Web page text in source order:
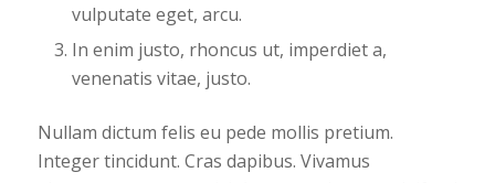
vulputate eget, arcu.
In enim justo, rhoncus ut, imperdiet a,
venenatis vitae, justo.
Nullam dictum felis eu pede mollis pretium.
Integer tincidunt. Cras dapibus. Vivamus